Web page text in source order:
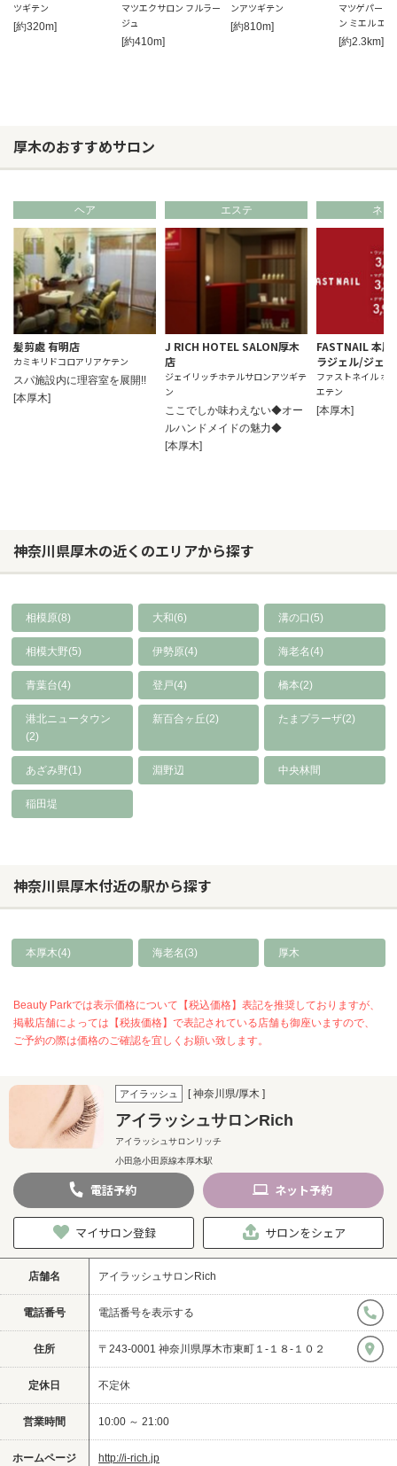
ツギテン
[約320m]
マツエクサロン フルラー
ジュ
[約410m]
ンアツギテン
[約810m]
マツゲパーマ
ン ミエル エ
[約2.3km]
厚木のおすすめサロン
ヘア
髪剪處 有明店
カミキリドコロアリアケテン
スパ施設内に理容室を展開!!
[本厚木]
エステ
J RICH HOTEL SALON厚木
店
ジェイリッチホテルサロンアツギテ
ン
ここでしか味わえない◆オー
ルハンドメイドの魅力◆
[本厚木]
ネイ
FASTNAIL 本厚
ラジェル/ジェ
ファストネイル ホ
エテン
[本厚木]
神奈川県厚木の近くのエリアから探す
相模原(8) 大和(6) 溝の口(5)
相模大野(5) 伊勢原(4) 海老名(4)
青葉台(4) 登戸(4) 橋本(2)
港北ニュータウン
(2)
新百合ヶ丘(2) たまプラーザ(2)
あざみ野(1) 淵野辺 中央林間
稲田堤
神奈川県厚木付近の駅から探す
本厚木(4) 海老名(3) 厚木
Beauty Parkでは表示価格について【税込価格】表記を推奨しておりますが、
掲載店舗によっては【税抜価格】で表記されている店舗も御座いますので、
ご予約の際は価格のご確認を宜しくお願い致します。
アイラッシュ [ 神奈川県/厚木 ]
アイラッシュサロンRich
アイラッシュサロンリッチ
小田急小田原線本厚木駅
電話予約 ネット予約
マイサロン登録 サロンをシェア
店舗名 アイラッシュサロンRich
電話番号 電話番号を表示する
住所 〒243-0001 神奈川県厚木市東町１-１８-１０２
定休日 不定休
営業時間 10:00 ～ 21:00
ホームページ http://i-rich.jp